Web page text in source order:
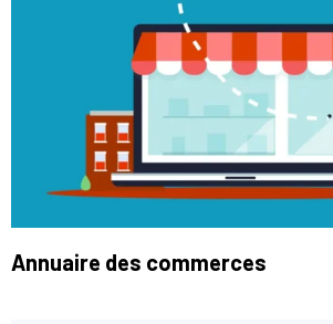
Annuaire des commerces